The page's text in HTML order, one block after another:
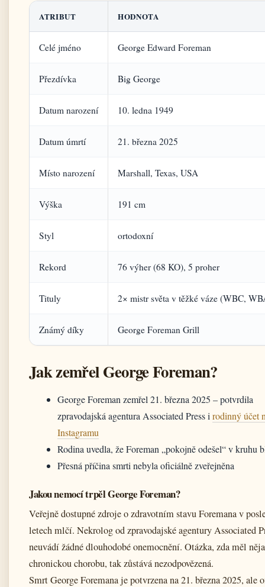
ATRIBUT HODNOTA
Celé jméno George Edward Foreman
Přezdívka Big George
Datum narození 10. ledna 1949
Datum úmrtí 21. března 2025
Místo narození Marshall, Texas, USA
Výška 191 cm
Styl ortodoxní
Rekord 76 výher (68 KO), 5 proher
Tituly 2× mistr světa v těžké váze (WBC,
Známý díky George Foreman Grill
Jak zemřel George Foreman?
George Foreman zemřel 21. března 2025 – potvrdila
zpravodajská agentura Associated Press i rodinný účet
Instagramu
Rodina uvedla, že Foreman „pokojně odešel“ v kruhu
Přesná příčina smrti nebyla oficiálně zveřejněna
Jakou nemocí trpěl George Foreman?
Veřejně dostupné zdroje o zdravotním stavu Foremana v
letech mlčí. Nekrolog od zpravodajské agentury Associated
neuvádí žádné dlouhodobé onemocnění. Otázka, zda měl
chronickou chorobu, tak zůstává nezodpovězená.
Smrt George Foremana je potvrzena na 21. března 2025, ale